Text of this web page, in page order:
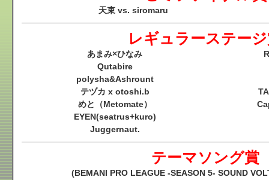
天束 vs. siromaru
レギュラーステー
あまみ×ひなみ
Qutabire
polysha&Ashrount
テヅカ x otoshi.b
めと（Metomate）
EYEN(seatrus+kuro)
Juggernaut.
テーマソング賞
(BEMANI PRO LEAGUE -SEASON 5- SOUND